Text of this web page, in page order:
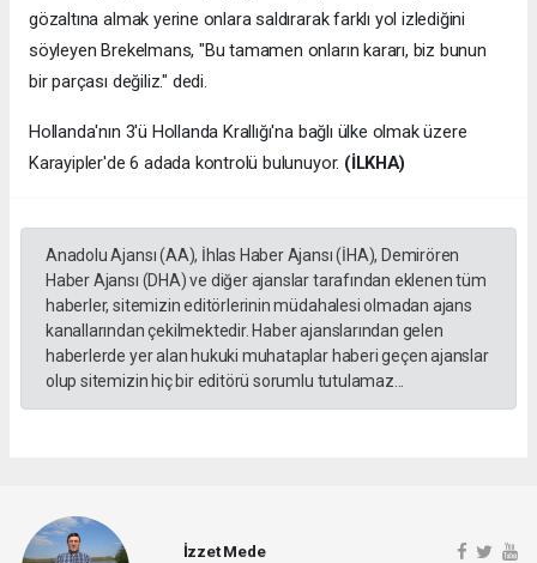
gözaltına almak yerine onlara saldırarak farklı yol izlediğini
söyleyen Brekelmans, "Bu tamamen onların kararı, biz bunun
bir parçası değiliz." dedi.
Hollanda'nın 3'ü Hollanda Krallığı'na bağlı ülke olmak üzere
Karayipler'de 6 adada kontrolü bulunuyor. (İLKHA)
Anadolu Ajansı (AA), İhlas Haber Ajansı (İHA), Demirören
Haber Ajansı (DHA) ve diğer ajanslar tarafından eklenen tüm
haberler, sitemizin editörlerinin müdahalesi olmadan ajans
kanallarından çekilmektedir. Haber ajanslarından gelen
haberlerde yer alan hukuki muhataplar haberi geçen ajanslar
olup sitemizin hiç bir editörü sorumlu tutulamaz...
İzzet Mede